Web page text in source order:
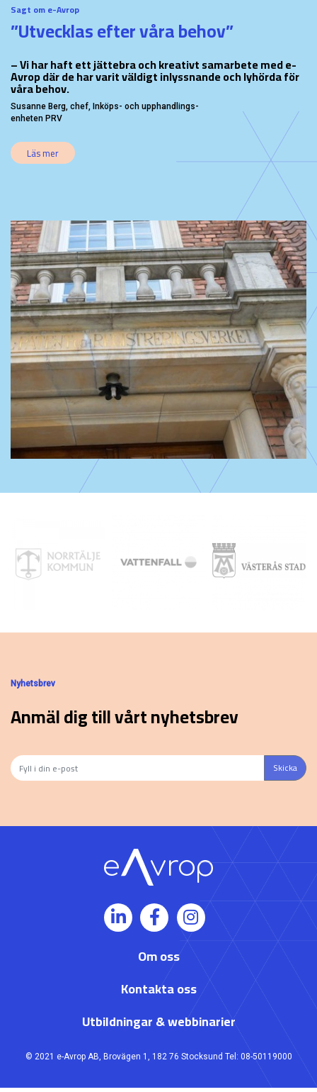
Sagt om e-Avrop
”Utvecklas efter våra behov”
– Vi har haft ett jättebra och kreativt samarbete med e-
Avrop där de har varit väldigt inlyssnande och lyhörda för
våra behov.
Susanne Berg, chef, Inköps- och upphandlings-
enheten PRV
Läs mer
Nyhetsbrev
Anmäl dig till vårt nyhetsbrev
Skicka
Om oss
Kontakta oss
Utbildningar & webbinarier
© 2021 e-Avrop AB, Brovägen 1, 182 76 Stocksund Tel: 08-50119000